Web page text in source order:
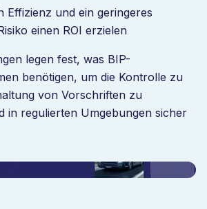
Effizienz und ein geringeres
einen ROI erzielen
legen fest, was BIP-
benötigen, um die Kontrolle zu
von Vorschriften zu
in regulierten Umgebungen sicher